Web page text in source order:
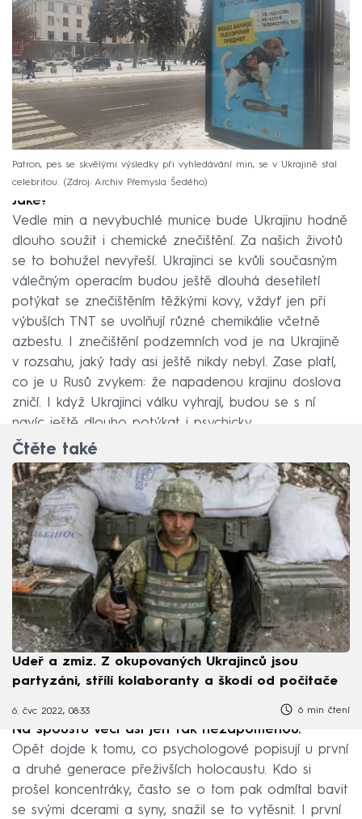
Patron, pes se skvělými výsledky při vyhledávání min, se v Ukrajině stal
celebritou.
Zdroj: Archiv Přemysla Šedého
Jaké?
Vedle min a nevybuchlé munice bude Ukrajinu hodně
dlouho soužit i chemické znečištění. Za našich životů
se to bohužel nevyřeší. Ukrajinci se kvůli současným
válečným operacím budou ještě dlouhá desetiletí
potýkat se znečištěním těžkými kovy, vždyť jen při
výbuších TNT se uvolňují různé chemikálie včetně
azbestu. I znečištění podzemních vod je na Ukrajině
v rozsahu, jaký tady asi ještě nikdy nebyl. Zase platí,
co je u Rusů zvykem: že napadenou krajinu doslova
zničí. I když Ukrajinci válku vyhrají, budou se s ní
navíc ještě dlouho potýkat i psychicky.
Čtěte také
Udeř a zmiz. Z okupovaných Ukrajinců jsou
partyzáni, střílí kolaboranty a škodí od počítače
6. čvc 2022, 08:33 6 min čtení
Na spoustu věcí asi jen tak nezapomenou.
Opět dojde k tomu, co psychologové popisují u první
a druhé generace přeživších holocaustu. Kdo si
prošel koncentráky, často se o tom pak odmítal bavit
se svými dcerami a syny, snažil se to vytěsnit. I první